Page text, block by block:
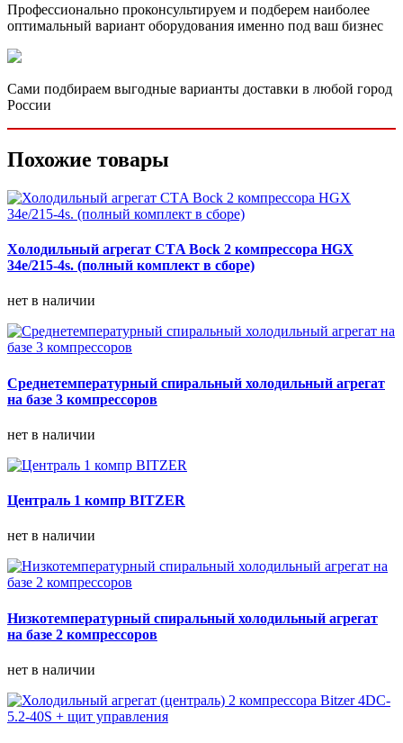
Профессионально проконсультируем и подберем наиболее
оптимальный вариант оборудования именно под ваш бизнес
Сами подбираем выгодные варианты доставки в любой город
России
Похожие товары
Холодильный агрегат СТA Bock 2 компрессора HGX
34e/215-4s. (полный комплект в сборе)
нет в наличии
Среднетемпературный спиральный холодильный агрегат
на базе 3 компрессоров
нет в наличии
Централь 1 компр BITZER
нет в наличии
Низкотемпературный спиральный холодильный агрегат
на базе 2 компрессоров
нет в наличии